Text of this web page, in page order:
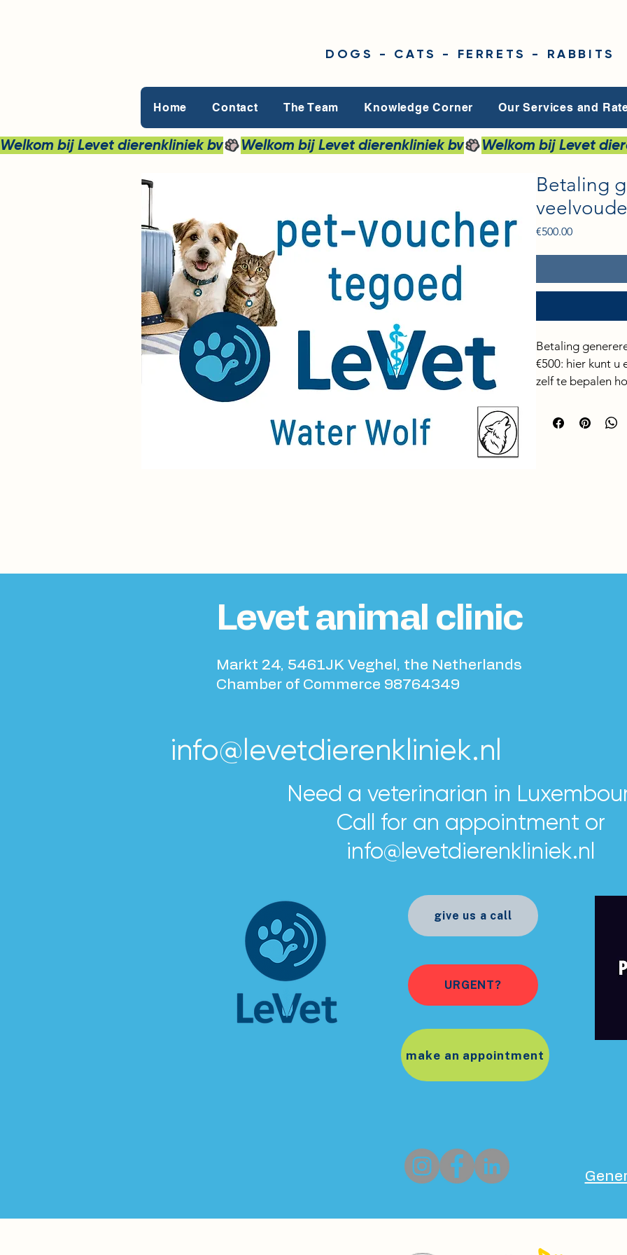
DOGS - CATS - FERRETS - RABBITS
Home Contact The Team Knowledge Corner Our Services and
Welkom bij Levet dierenkliniek bv
Betaling
€500.00Price
Betaling
€500: hier kunt
zelf te bepalen
verschillende
Levet animal clinic
Markt 24, 5461JK Veghel, the Netherlands
Chamber of Commerce 98764349
info@levetdierenkliniek.nl
Need a veterinarian in
Call for an appointment or
info@levetdierenkliniek.nl
give us a call
URGENT?
make an appointment